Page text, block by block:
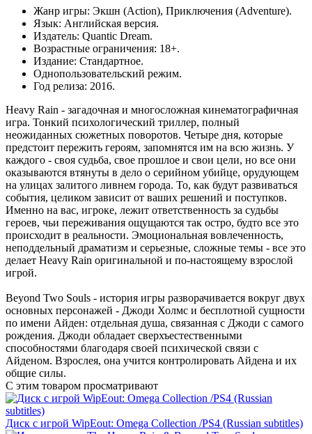
Жанр игры: Экшн (Action), Приключения (Adventure).
Язык: Английская версия.
Издатель: Quantic Dream.
Возрастные ограничения: 18+.
Издание: Стандартное.
Однопользовательский режим.
Год релиза: 2016.
Heavy Rain - загадочная и многосложная кинематографичная
игра. Тонкий психологический триллер, полный
неожиданных сюжетных поворотов. Четыре дня, которые
предстоит пережить героям, запомнятся им на всю жизнь. У
каждого - своя судьба, свое прошлое и свои цели, но все они
оказываются втянуты в дело о серийном убийце, орудующем
на улицах залитого ливнем города. То, как будут развиваться
события, целиком зависит от ваших решений и поступков.
Именно на вас, игроке, лежит ответственность за судьбы
героев, чьи переживания ощущаются так остро, будто все это
происходит в реальности. Эмоциональная вовлеченность,
неподдельный драматизм и серьезные, сложные темы - все это
делает Heavy Rain оригинальной и по-настоящему взрослой
игрой.
Beyond Two Souls - история игры разворачивается вокруг двух
основных персонажей - Джоди Холмс и бесплотной сущности
по имени Айден: отдельная душа, связанная с Джоди с самого
рождения. Джоди обладает сверхъестественными
способностями благодаря своей психической связи с
Айденом. Взрослея, она учится контролировать Айдена и их
общие силы.
С этим товаром просматривают
Диск с игрой WipEout: Omega Collection /PS4 (Russian subtitles)